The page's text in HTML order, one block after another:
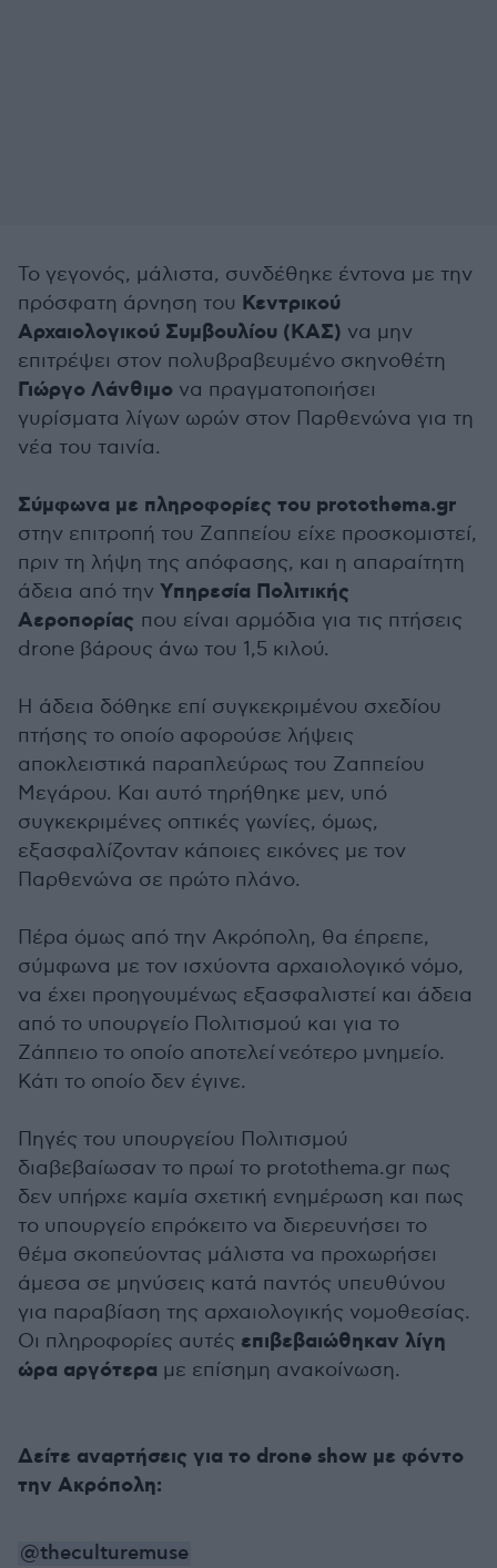
Το γεγονός, μάλιστα, συνδέθηκε έντονα με την
πρόσφατη άρνηση του Κεντρικού
Αρχαιολογικού Συμβουλίου (ΚΑΣ) να μην
επιτρέψει στον πολυβραβευμένο σκηνοθέτη
Γιώργο Λάνθιμο να πραγματοποιήσει
γυρίσματα λίγων ωρών στον Παρθενώνα για τη
νέα του ταινία.
Σύμφωνα με πληροφορίες του protothema.gr
στην επιτροπή του Ζαππείου είχε προσκομιστεί,
πριν τη λήψη της απόφασης, και η απαραίτητη
άδεια από την Υπηρεσία Πολιτικής
Αεροπορίας που είναι αρμόδια για τις πτήσεις
drone βάρους άνω του 1,5 κιλού.
Η άδεια δόθηκε επί συγκεκριμένου σχεδίου
πτήσης το οποίο αφορούσε λήψεις
αποκλειστικά παραπλεύρως του Ζαππείου
Μεγάρου. Και αυτό τηρήθηκε μεν, υπό
συγκεκριμένες οπτικές γωνίες, όμως,
εξασφαλίζονταν κάποιες εικόνες με τον
Παρθενώνα σε πρώτο πλάνο.
Πέρα όμως από την Ακρόπολη, θα έπρεπε,
σύμφωνα με τον ισχύοντα αρχαιολογικό νόμο,
να έχει προηγουμένως εξασφαλιστεί και άδεια
από το υπουργείο Πολιτισμού και για το
Ζάππειο το οποίο αποτελείνεότερο μνημείο.
Κάτι το οποίο δεν έγινε.
Πηγές του υπουργείου Πολιτισμού
διαβεβαίωσαν το πρωί το protothema.gr πως
δεν υπήρχε καμία σχετική ενημέρωση και πως
το υπουργείο επρόκειτο να διερευνήσει το
θέμα σκοπεύοντας μάλιστα να προχωρήσει
άμεσα σε μηνύσεις κατά παντός υπευθύνου
για παραβίαση της αρχαιολογικής νομοθεσίας.
Οι πληροφορίες αυτές επιβεβαιώθηκαν λίγη
ώρα αργότερα με επίσημη ανακοίνωση.
Δείτε αναρτήσεις για το drone show με φόντο
την Ακρόπολη:
@theculturemuse